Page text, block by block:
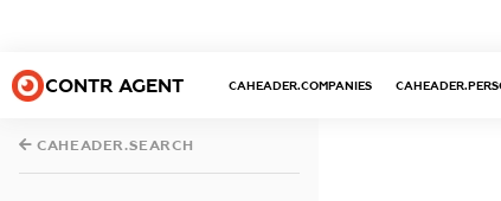
CONTR AGENT CAHEADER.COMPANIES
CAHEADER.SEARCH